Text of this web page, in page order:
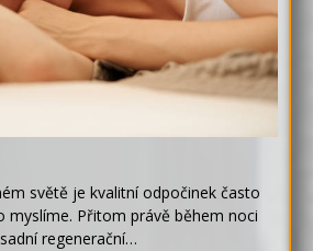
světě je kvalitní odpočinek často
myslíme. Přitom právě během noci
regenerační…